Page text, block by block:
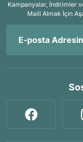
Kampanyalar, İndirimler
Maili Almak İçin